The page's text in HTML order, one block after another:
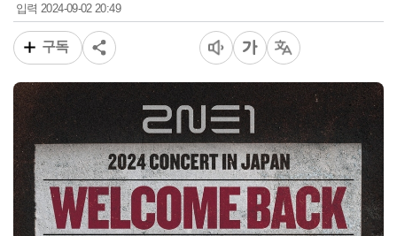
입력 2024-09-02 20:49
구독